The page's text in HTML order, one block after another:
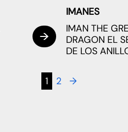
IMANES
IMAN THE
DRAGON EL
DE LOS
1 2 →